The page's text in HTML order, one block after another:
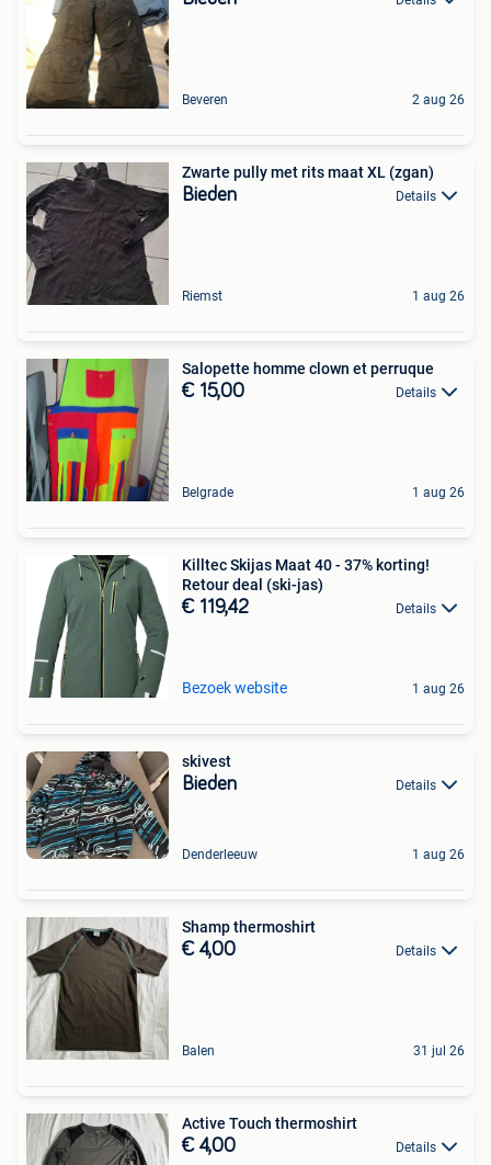
Beveren 2 aug 26
Zwarte pully met rits maat XL (zgan)
Bieden Details
Riemst 1 aug 26
Salopette homme clown et perruque
€ 15,00 Details
Belgrade 1 aug 26
Killtec Skijas Maat 40 - 37% korting!
Retour deal (ski-jas)
€ 119,42 Details
Bezoek website 1 aug 26
skivest
Bieden Details
Denderleeuw 1 aug 26
Shamp thermoshirt
€ 4,00 Details
Balen 31 jul 26
Active Touch thermoshirt
€ 4,00 Details